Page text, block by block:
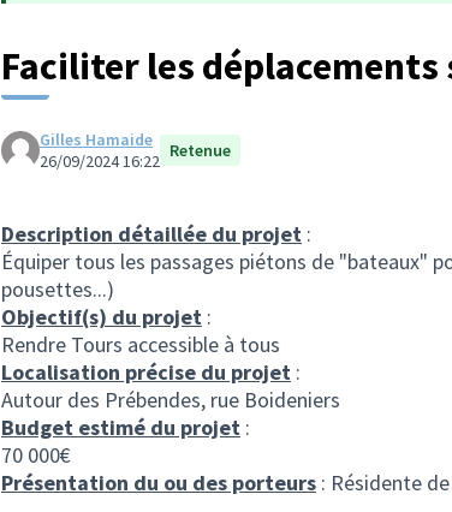
Faciliter les
Gilles Hamaide
26/09/2024 16:22 Retenue
Description détaillée du projet :
Équiper tous les passages piétons de "bateaux"
pousettes...)
Objectif(s) du projet :
Rendre Tours accessible à tous
Localisation précise du projet :
Autour des Prébendes, rue Boideniers
Budget estimé du projet :
70 000€
Présentation du ou des porteurs : Résidente